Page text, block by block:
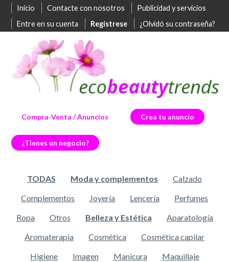
Inicio Contacte con nosotros
Publicidad y servicios
Entre en su cuenta
Regístrese ¿Olvidó su contraseña?
Compra-Venta / Anuncios Crea tu anuncio
¿Tienes un negocio?
TODAS Moda y complementos
Calzado
Complementos
Joyería Lencería
Perfumes
Ropa
Otros Belleza y Estética
Aparatología
Aromaterapia
Cosmética
Cosmética capilar
Higiene
Imagen Manicura
Maquillaje